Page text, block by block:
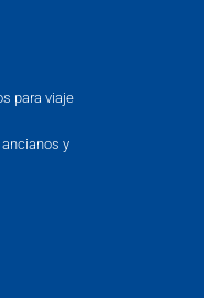
para viaje
y